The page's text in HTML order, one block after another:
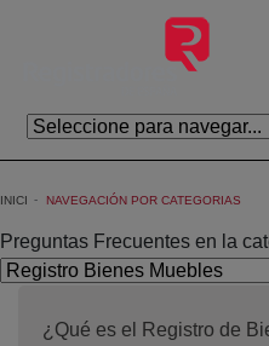
Salta al contingut principal
INICI NAVEGACIÓN POR CATEGORIAS
Preguntas Frecuentes en la
¿Qué es el Registro de